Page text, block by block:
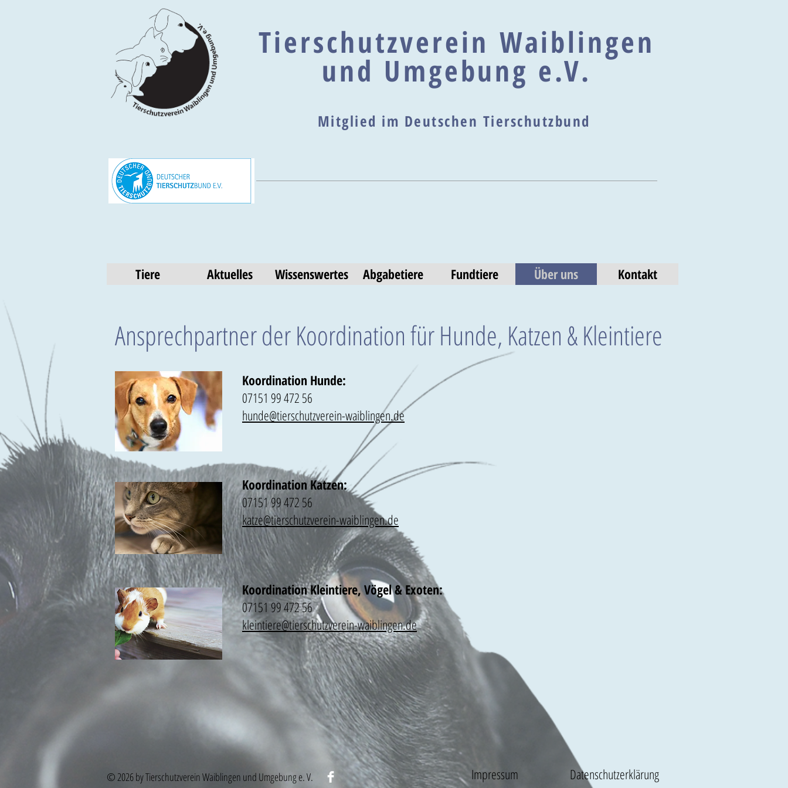
Tierschutzverein Waiblingen
und Umgebung e.V.
Mitglied im Deutschen Tierschutzbund
Tiere Aktuelles Wissenswertes Abgabetiere Fundtiere Über uns Kontakt
Ansprechpartner der Koordination für Hunde, Katzen & Kleintiere
Koordination Hunde:
07151 99 472 56
hunde@tierschutzverein-waiblingen.de
Koordination Katzen:
07151 99 472 56
katze@tierschutzverein-waiblingen.de
Koordination Kleintiere, Vögel & Exoten:
07151 99 472 56
kleintiere@tierschutzverein-waiblingen.de
© 2026 by Tierschutzverein Waiblingen und Umgebung e. V. Impressum Datenschutzerklärung